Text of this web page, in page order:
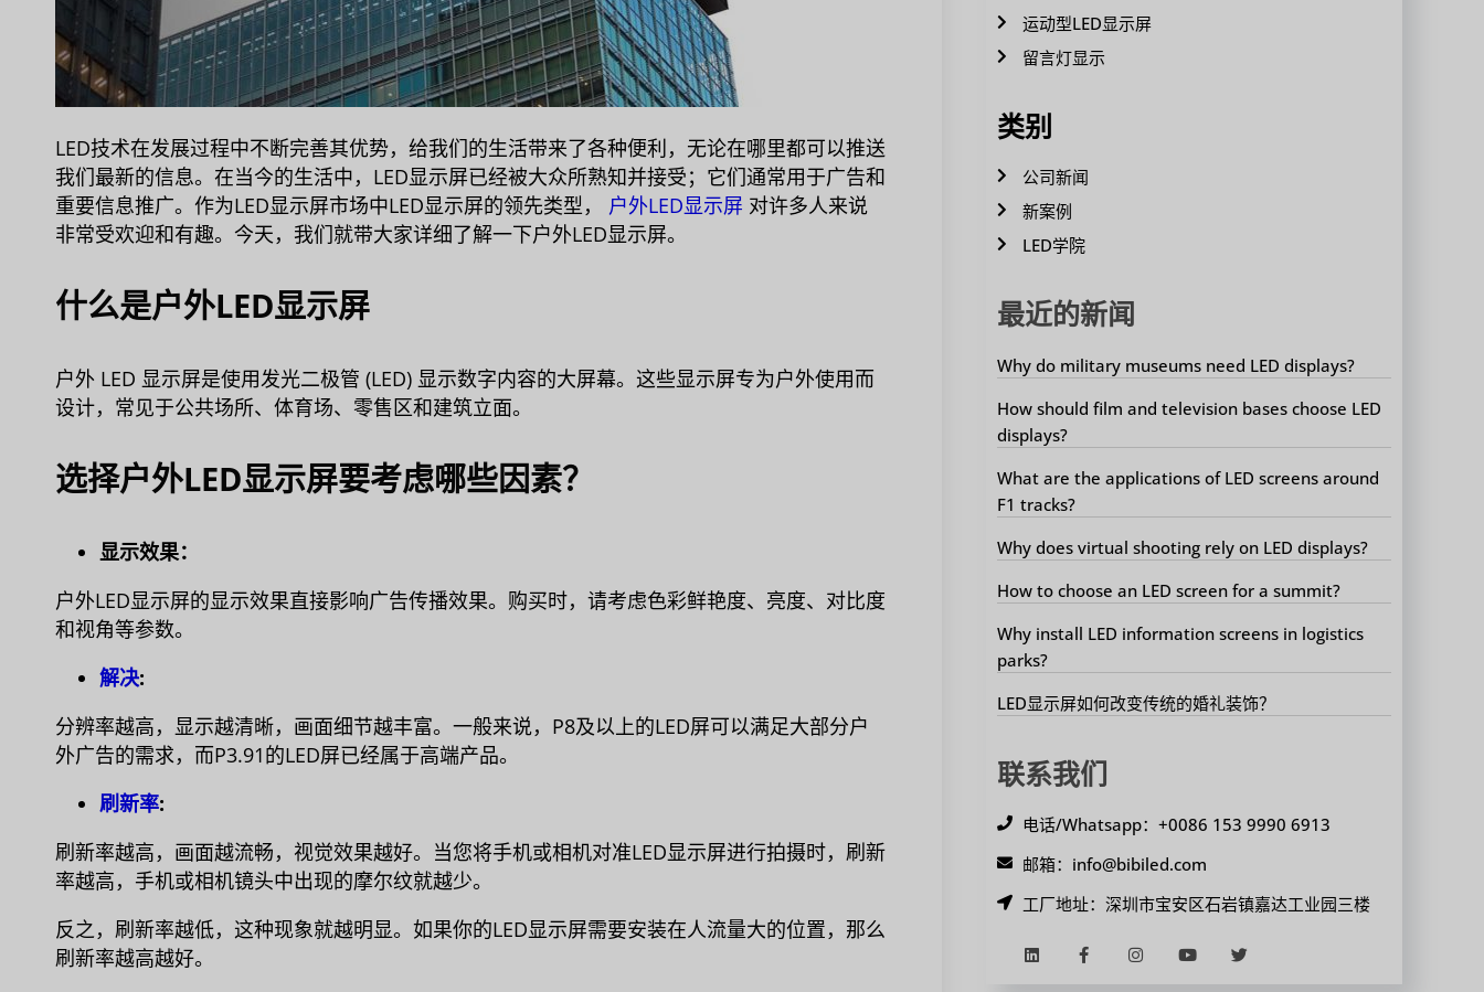
LED技术在发展过程中不断完善其优势，给我们的生活带来了各种便利，无论在哪里都可以推送
我们最新的信息。在当今的生活中，LED显示屏已经被大众所熟知并接受；它们通常用于广告和
重要信息推广。作为LED显示屏市场中LED显示屏的领先类型， 户外LED显示屏 对许多人来说
非常受欢迎和有趣。今天，我们就带大家详细了解一下户外LED显示屏。
什么是户外LED显示屏
户外 LED 显示屏是使用发光二极管 (LED) 显示数字内容的大屏幕。这些显示屏专为户外使用而
设计，常见于公共场所、体育场、零售区和建筑立面。
选择户外LED显示屏要考虑哪些因素？
显示效果：
户外LED显示屏的显示效果直接影响广告传播效果。购买时，请考虑色彩鲜艳度、亮度、对比度
和视角等参数。
解决:
分辨率越高，显示越清晰，画面细节越丰富。一般来说，P8及以上的LED屏可以满足大部分户
外广告的需求，而P3.91的LED屏已经属于高端产品。
刷新率:
刷新率越高，画面越流畅，视觉效果越好。当您将手机或相机对准LED显示屏进行拍摄时，刷新
率越高，手机或相机镜头中出现的摩尔纹就越少。
反之，刷新率越低，这种现象就越明显。如果你的LED显示屏需要安装在人流量大的位置，那么
刷新率越高越好。
运动型LED显示屏
留言灯显示
类别
公司新闻
新案例
LED学院
最近的新闻
Why do military museums need LED displays?
How should film and television bases choose LED
displays?
What are the applications of LED screens around
F1 tracks?
Why does virtual shooting rely on LED displays?
How to choose an LED screen for a summit?
Why install LED information screens in logistics
parks?
LED显示屏如何改变传统的婚礼装饰？
联系我们
电话/Whatsapp：+0086 153 9990 6913
邮箱：info@bibiled.com
工厂地址：深圳市宝安区石岩镇嘉达工业园三楼